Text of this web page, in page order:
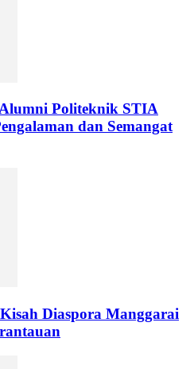
Politeknik STIA
dan Semangat
Diaspora Manggarai